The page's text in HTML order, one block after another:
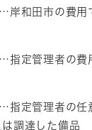
和田市の費用
定管理者の費
定管理者の任
調達した備品